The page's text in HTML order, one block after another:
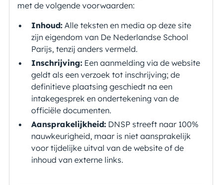
met de volgende voorwaarden:
Inhoud: Alle teksten en media op deze site
zijn eigendom van De Nederlandse School
Parijs, tenzij anders vermeld.
Inschrijving: Een aanmelding via de website
geldt als een verzoek tot inschrijving; de
definitieve plaatsing geschiedt na een
intakegesprek en ondertekening van de
officiële documenten.
Aansprakelijkheid: DNSP streeft naar 100%
nauwkeurigheid, maar is niet aansprakelijk
voor tijdelijke uitval van de website of de
inhoud van externe links.